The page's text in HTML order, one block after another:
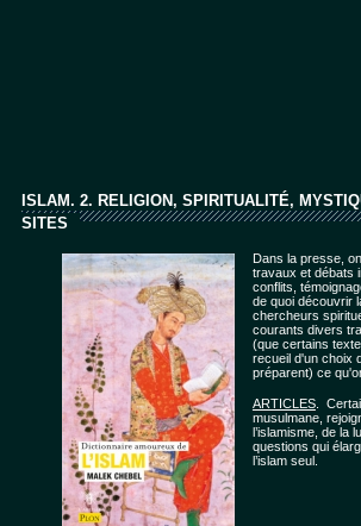
ISLAM. 2. RELIGION, SPIRITUALITÉ,
SITES
Dans la presse,
travaux et débats
conflits,
de quoi découvrir
chercheurs
courants divers
(que certains
recueil d'un choix
préparent) ce
ARTICLES.
musulmane,
l’islamisme, de la
questions qui
l’islam seul.